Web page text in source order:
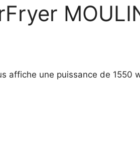
affiche une puissance de